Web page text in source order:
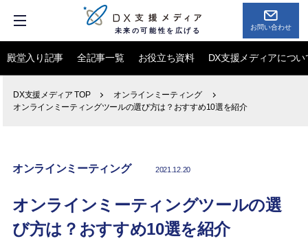
未来の可能性を広げる お問い合わせ
殿堂入り記事 全記事一覧 お役立ち資料 DX支援メディアについ
DX支援メディア TOP
オンラインミーティング
オンラインミーティングツールの選び方は？おすすめ10選を紹介
オンラインミーティング 2021.12.20
オンラインミーティングツールの選
び方は？おすすめ10選を紹介